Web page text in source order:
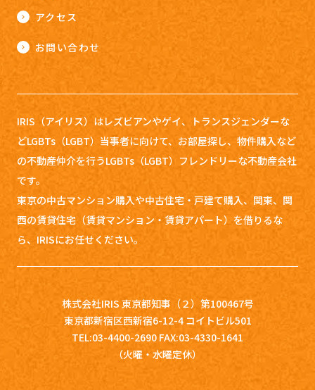
アクセス
お問い合わせ
IRIS（アイリス）はレズビアンやゲイ、トランスジェンダーな
どLGBTs（LGBT）当事者に向けて、お部屋探し、 物件購入など
の不動産仲介を行うLGBTs（LGBT）フレンドリーな不動産会社
です。
東京の中古マンション購入や中古住宅・戸建て購入、関東、関
西の賃貸住宅（賃貸マンション・賃貸アパート）を借りるな
ら、IRISにお任せください。
株式会社IRIS 東京都知事（２）第100467号
東京都新宿区西新宿6-12-4 コイトビル501
TEL:03-4400-2690 FAX:03-4330-1641
（火曜・水曜定休）